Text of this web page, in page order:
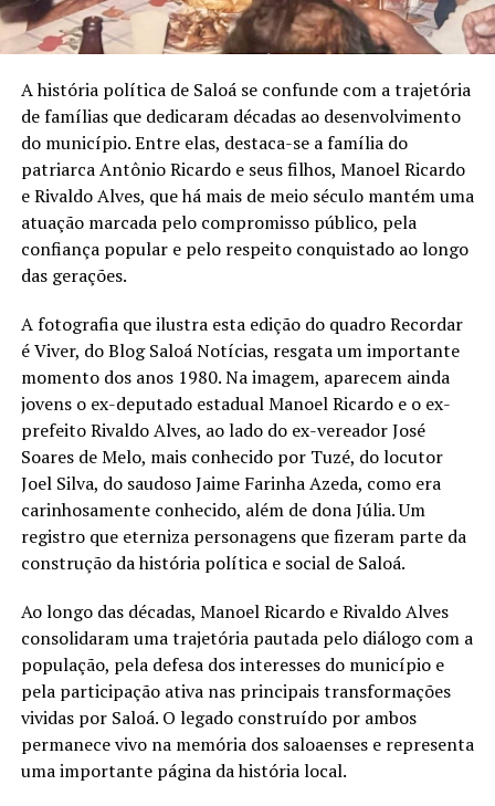
A história política de Saloá se confunde com a trajetória
de famílias que dedicaram décadas ao desenvolvimento
do município. Entre elas, destaca-se a família do
patriarca Antônio Ricardo e seus filhos, Manoel Ricardo
e Rivaldo Alves, que há mais de meio século mantém uma
atuação marcada pelo compromisso público, pela
confiança popular e pelo respeito conquistado ao longo
das gerações.
A fotografia que ilustra esta edição do quadro Recordar
é Viver, do Blog Saloá Notícias, resgata um importante
momento dos anos 1980. Na imagem, aparecem ainda
jovens o ex-deputado estadual Manoel Ricardo e o ex-
prefeito Rivaldo Alves, ao lado do ex-vereador José
Soares de Melo, mais conhecido por Tuzé, do locutor
Joel Silva, do saudoso Jaime Farinha Azeda, como era
carinhosamente conhecido, além de dona Júlia. Um
registro que eterniza personagens que fizeram parte da
construção da história política e social de Saloá.
Ao longo das décadas, Manoel Ricardo e Rivaldo Alves
consolidaram uma trajetória pautada pelo diálogo com a
população, pela defesa dos interesses do município e
pela participação ativa nas principais transformações
vividas por Saloá. O legado construído por ambos
permanece vivo na memória dos saloaenses e representa
uma importante página da história local.